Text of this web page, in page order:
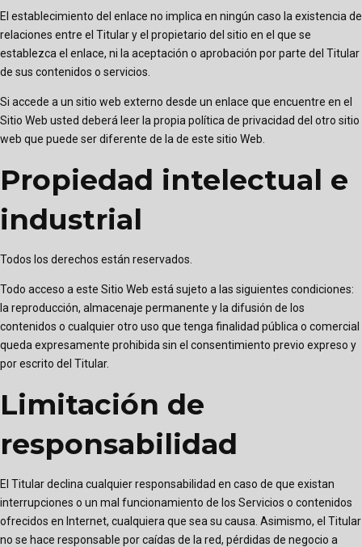
El establecimiento del enlace no implica en ningún caso la existencia de
relaciones entre el Titular y el propietario del sitio en el que se
establezca el enlace, ni la aceptación o aprobación por parte del Titular
de sus contenidos o servicios.
Si accede a un sitio web externo desde un enlace que encuentre en el
Sitio Web usted deberá leer la propia política de privacidad del otro sitio
web que puede ser diferente de la de este sitio Web.
Propiedad intelectual e
industrial
Todos los derechos están reservados.
Todo acceso a este Sitio Web está sujeto a las siguientes condiciones:
la reproducción, almacenaje permanente y la difusión de los
contenidos o cualquier otro uso que tenga finalidad pública o comercial
queda expresamente prohibida sin el consentimiento previo expreso y
por escrito del Titular.
Limitación de
responsabilidad
El Titular declina cualquier responsabilidad en caso de que existan
interrupciones o un mal funcionamiento de los Servicios o contenidos
ofrecidos en Internet, cualquiera que sea su causa. Asimismo, el Titular
no se hace responsable por caídas de la red, pérdidas de negocio a